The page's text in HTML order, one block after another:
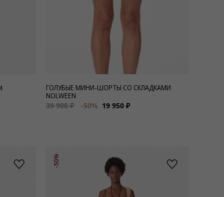
ГОЛУБЫЕ МИНИ-ШОРТЫ СО СКЛАДКАМИ
NOLWEEN
39 900 ₽
-50% 19 950 ₽
-50%